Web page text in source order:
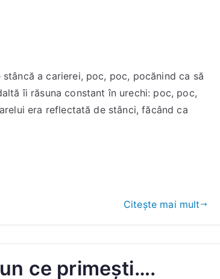
a carierei, poc, poc, pocănind ca să
îi răsuna constant în urechi: poc, poc,
era reflectată de stânci, făcând ca
Citește mai mult
ce primești….